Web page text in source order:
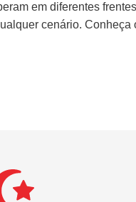
em diferentes
cenário. Conheça